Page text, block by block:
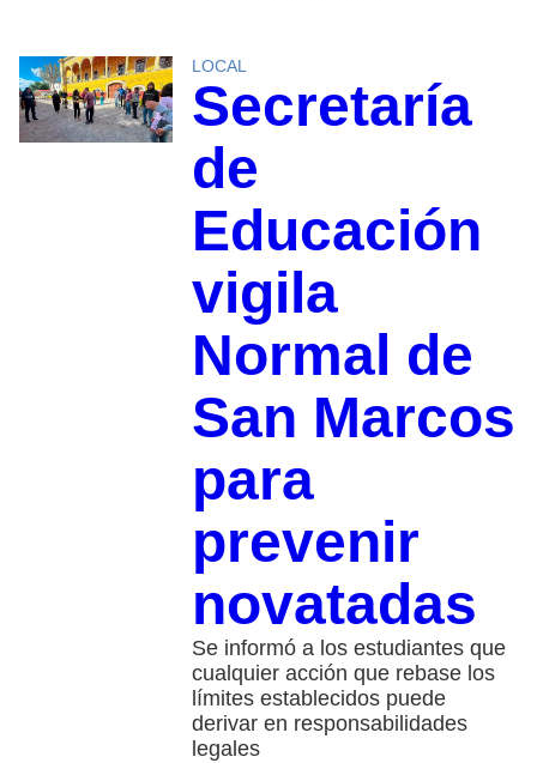
LOCAL
Secretaría
de
Educación
vigila
Normal de
San Marcos
para
prevenir
novatadas
Se informó a los estudiantes que
cualquier acción que rebase los
límites establecidos puede
derivar en responsabilidades
legales